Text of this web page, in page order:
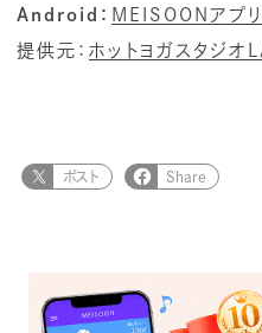
Android ： MEISOONアプ
提供元： ホットヨガスタジ
ポスト Share